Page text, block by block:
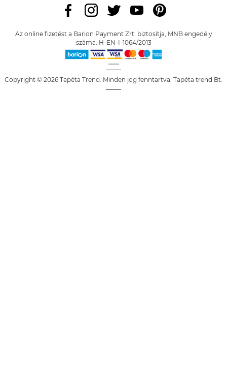
Az online fizetést a Barion Payment Zrt. biztosítja, MNB engedély
száma: H-EN-I-1064/2013
Copyright © 2026 Tapéta Trend. Minden jog fenntartva. Tapéta trend Bt.